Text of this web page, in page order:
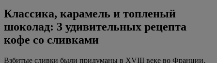
Классика, карамель и топленый
шоколад: 3 удивительных рецепта
кофе со сливками
Взбитые сливки были придуманы в XVIII веке во Франции.